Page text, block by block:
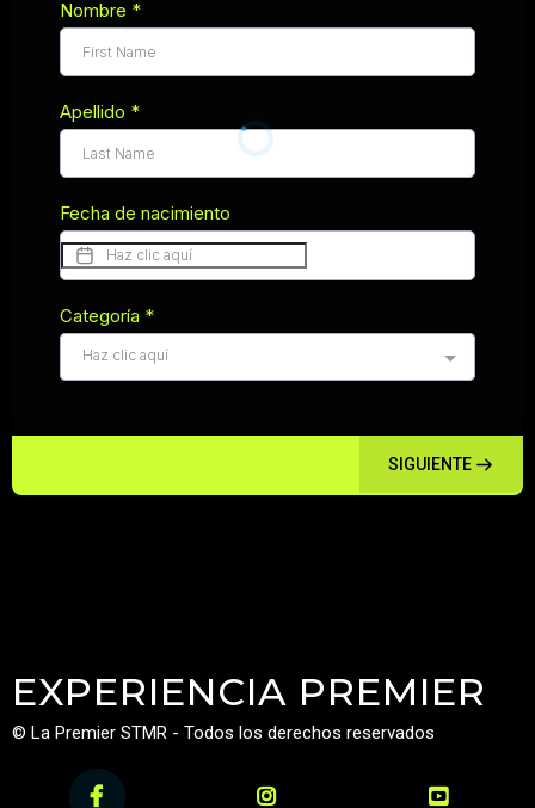
Nombre *
Apellido *
Fecha de nacimiento
Categoría *
Haz clic aquí
SIGUIENTE
EXPERIENCIA PREMIER
© La Premier STMR - Todos los derechos reservados